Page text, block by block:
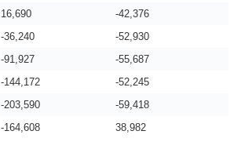
16,690
-42,376
-36,240
-52,930
-91,927
-55,687
-144,172
-52,245
-203,590
-59,418
-164,608 38,982